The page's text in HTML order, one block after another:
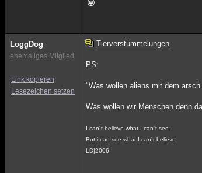
LoggDog
ehemaliges Mitglied
Link kopieren
Lesezeichen setzen
Tierverstümmelungen
PS:
"Was wollen aliens mit dem
Was wollen wir Menschen denn
I can´t believe what I can´t see.
But i can see what I can´t believe.
LD|2006